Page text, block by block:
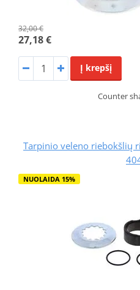
32,00 €
27,18 €
Į krepšį
Counter
Tarpinio veleno riebokšlių
NUOLAIDA 15%